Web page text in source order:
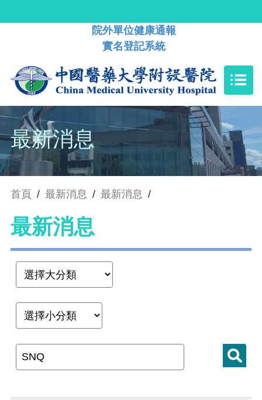
院外單位健康通報
實名登記系統
最新消息
首頁 / 最新消息 / 最新消息 /
最新消息